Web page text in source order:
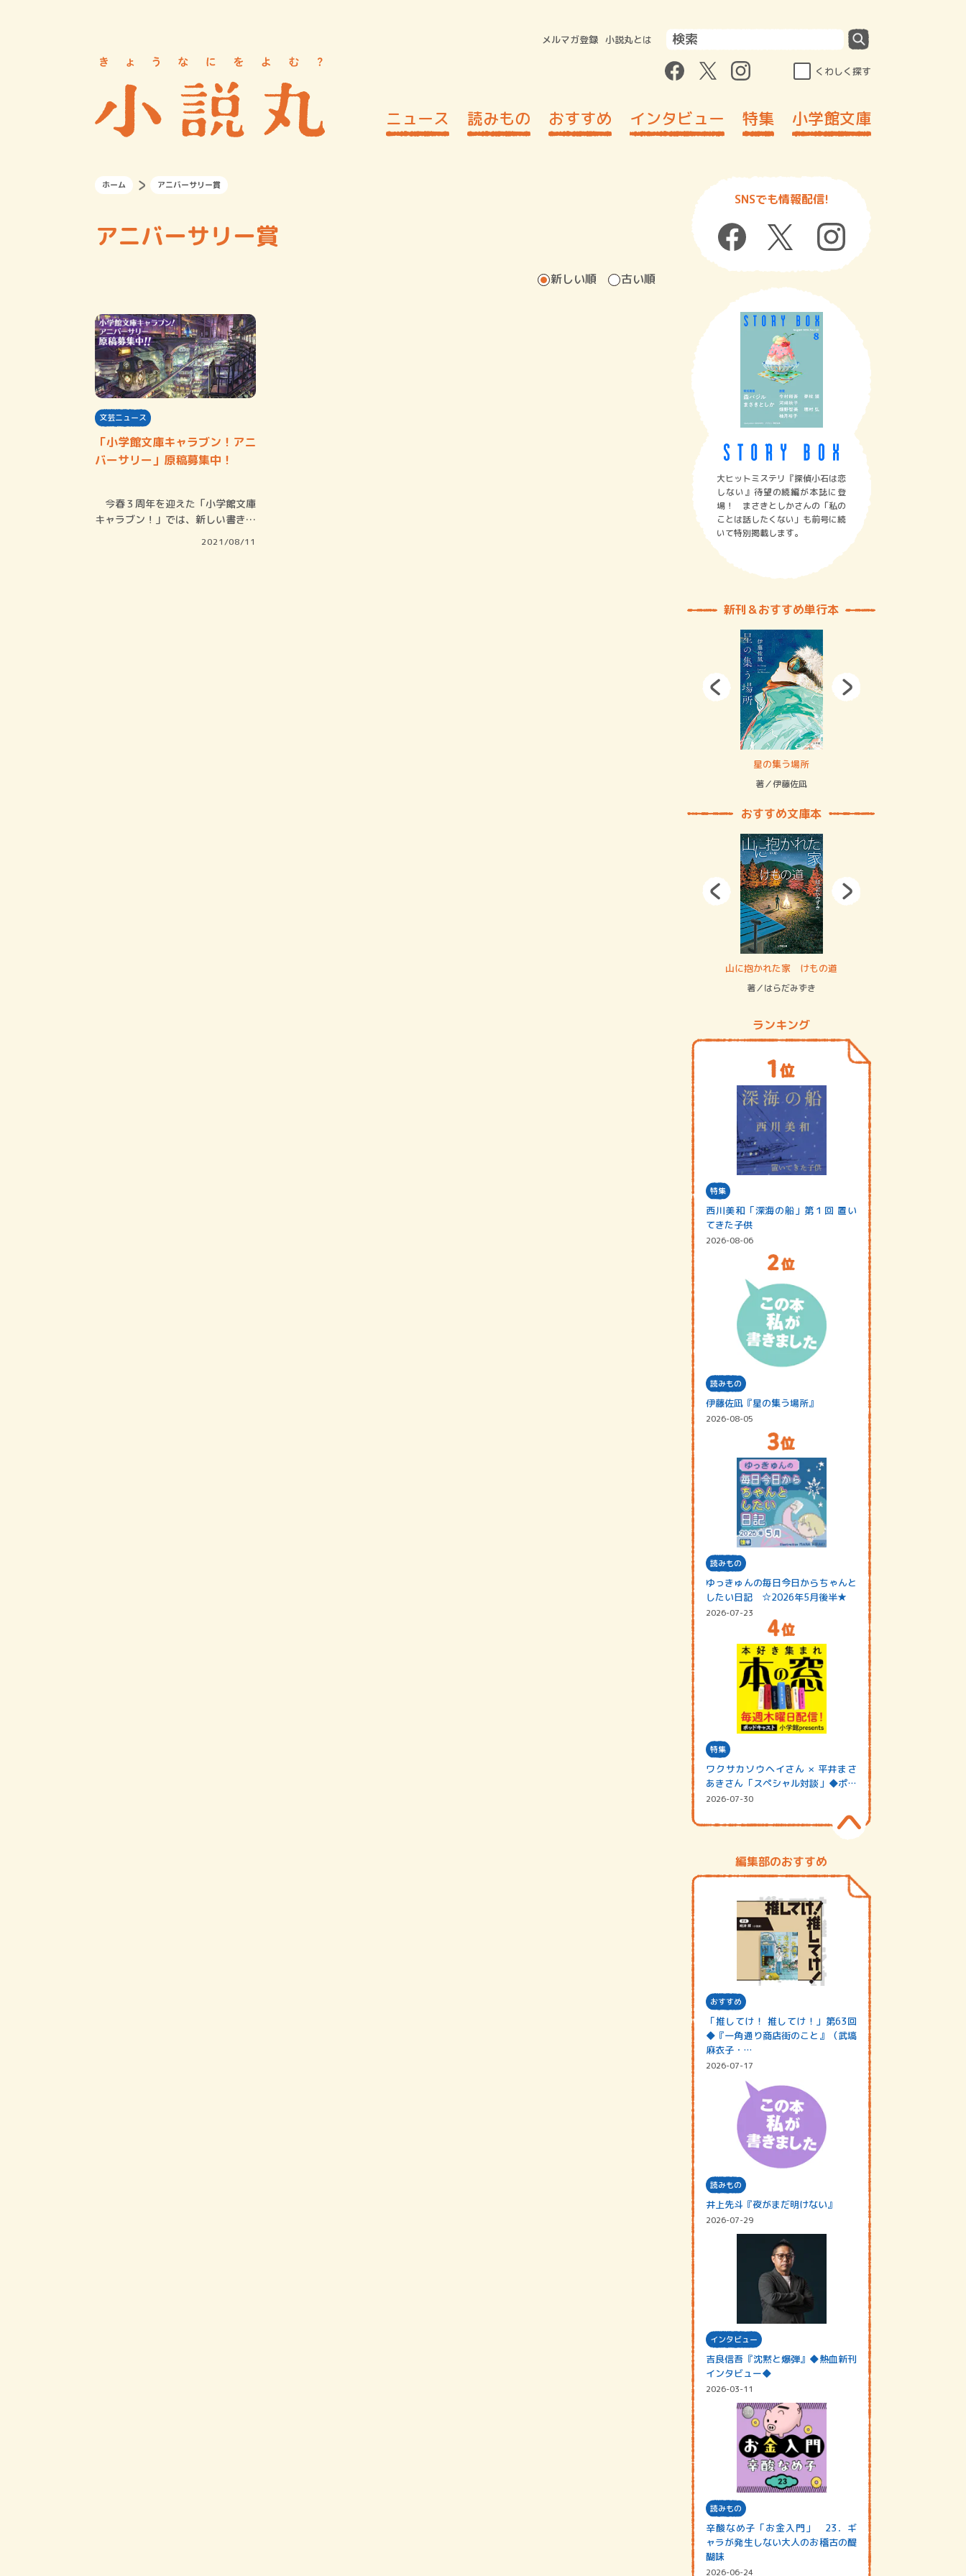
メルマガ登録 小説丸とは
くわしく探す
ニュース 読みもの おすすめ インタビュー 特集 小学館文庫
ホーム アニバーサリー賞
アニバーサリー賞
新しい順 古い順
文芸ニュース
「小学館文庫キャラブン！アニ
バーサリー」原稿募集中！
今春３周年を迎えた「小学館文庫
キャラブン！」では、新しい書き手
2021/08/11
SNSでも情報配信!
大ヒットミステリ『探偵小石は恋
しない』待望の続編が本誌に登
場！ まさきとしかさんの「私の
ことは話したくない」も前号に続
いて特別掲載します。
新刊＆おすすめ単行本
星の集う場所
著／伊藤佐凪
おすすめ文庫本
山に抱かれた家 けもの道
著／はらだみずき
ランキング
特集
西川美和「深海の船」第１回 置い
てきた子供
2026-08-06
読みもの
伊藤佐凪『星の集う場所』
2026-08-05
読みもの
ゆっきゅんの毎日今日からちゃんと
したい日記 ☆2026年5月後半★
2026-07-23
特集
ワクサカソウヘイさん × 平井まさ
あきさん「スペシャル対談」◆ポッ
ドキャスト…
2026-07-30
編集部のおすすめ
おすすめ
「推してけ！ 推してけ！」第63回
◆『一角通り商店街のこと』（武塙
麻衣子・…
2026-07-17
読みもの
井上先斗『夜がまだ明けない』
2026-07-29
インタビュー
吉良信吾『沈黙と爆弾』◆熱血新刊
インタビュー◆
2026-03-11
読みもの
辛酸なめ子「お金入門」 23．ギ
ャラが発生しない大人のお稽古の醍
醐味
2026-06-24